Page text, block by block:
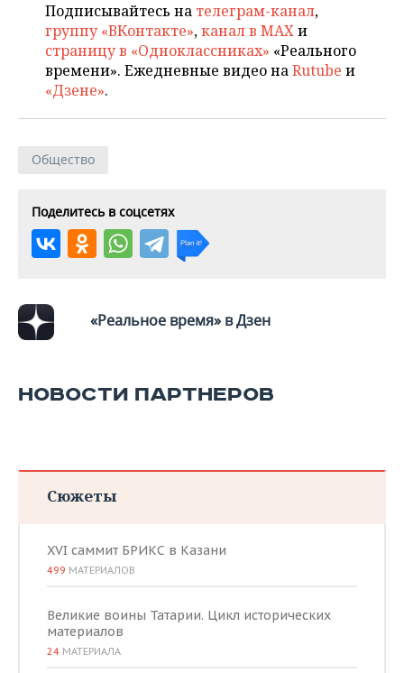
Подписывайтесь на телеграм-канал,
группу «ВКонтакте»,канал в MAXи
страницу в «Одноклассниках» «Реального
времени». Ежедневные видео наRutube и
«Дзене».
Общество
Поделитесь в соцсетях
«Реальное время» в Дзен
НОВОСТИ ПАРТНЕРОВ
Сюжеты
XVI саммит БРИКС в Казани
499 МАТЕРИАЛОВ
Великие воины Татарии. Цикл исторических
материалов
24 МАТЕРИАЛА